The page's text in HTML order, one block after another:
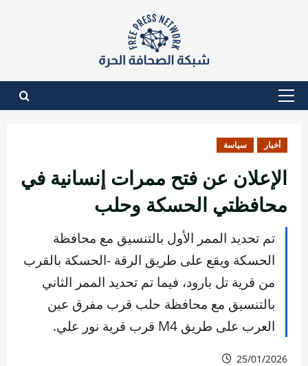
القائمة
أخبار سياسة
الإعلان عن فتح ممرات إنسانية في
محافظتي الحسكة وحلب
تم تحديد الممر الأول بالتنسيق مع محافظة
الحسكة ويقع على طريق الرقة -الحسكة بالقرب
من قرية تل بارود، فيما تم تحديد الممر الثاني
بالتنسيق مع محافظة حلب قرب مفرق عين
العرب على طريق M4 قرب قرية نور علي.
25/01/2026